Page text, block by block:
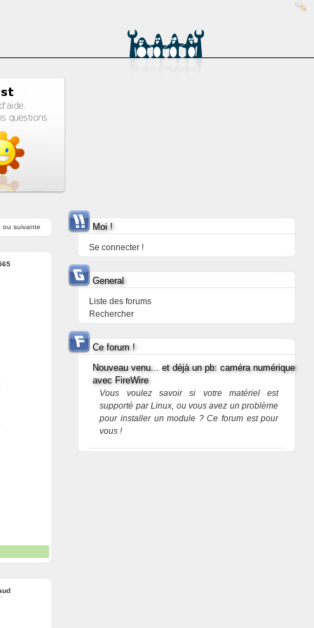
ou suivante Moi !
Se connecter !
General
Liste des forums
Rechercher
Ce forum !
Nouveau venu... et déjà un pb: caméra numérique
avec FireWire
Vous voulez savoir si votre matériel est
supporté par Linux, ou vous avez un problème
pour installer un module ? Ce forum est pour
vous !